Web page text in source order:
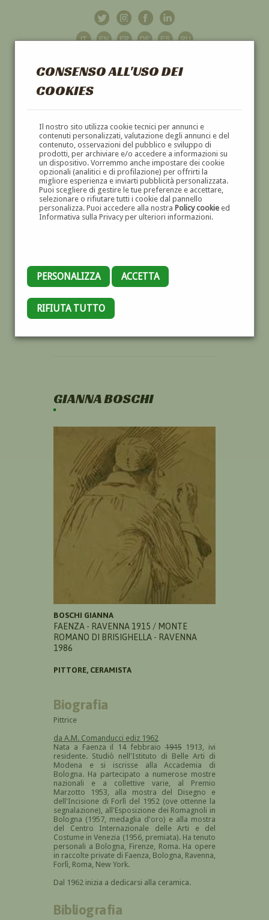
CONSENSO ALL'USO DEI
COOKIES
Il nostro sito utilizza cookie tecnici per annunci e
contenuti personalizzati, valutazione degli annunci e del
contenuto, osservazioni del pubblico e sviluppo di
prodotti, per archiviare e/o accedere a informazioni su
un dispositivo. Vorremmo anche impostare dei cookie
opzionali (analitici e di profilazione) per offrirti la
migliore esperienza e inviarti pubblicità personalizzata.
Puoi scegliere di gestire le tue preferenze e accettare,
selezionare o rifiutare tutti i cookie dal pannello
personalizza. Puoi accedere alla nostra Policy cookieed
Informativa sulla Privacy per ulteriori informazioni.
PERSONALIZZA ACCETTA
RIFIUTA TUTTO
GALLERIAD'ARTE
DIPINTI E SCULTURE '800 E '900
GIANNA BOSCHI
BOSCHI GIANNA
FAENZA - RAVENNA 1915 / MONTE
ROMANO DI BRISIGHELLA - RAVENNA
1986
PITTORE, CERAMISTA
Biografia
Pittrice
da A.M. Comanducci ediz 1962
Nata a Faenza il 14 febbraio19151913, ivi
residente. Studiò nell'Istituto di Belle Arti di
Modena e si iscrisse alla Accademia di
Bologna. Ha partecipato a numerose mostre
nazionali e a collettive varie, al Premio
Marzotto 1953, alla mostra del Disegno e
dell'Incisione di Forlì del 1952 (ove ottenne la
segnalazione), all'Esposizione dei Romagnoli in
Bologna (1957, medaglia d'oro) e alla mostra
del Centro Internazionale delle Arti e del
Costume in Venezia (1956, premiata). Ha tenuto
personali a Bologna, Firenze, Roma. Ha opere
in raccolte private di Faenza, Bologna, Ravenna,
Forlì, Roma, New York.
Dal 1962 inizia a dedicarsi alla ceramica.
Bibliografia